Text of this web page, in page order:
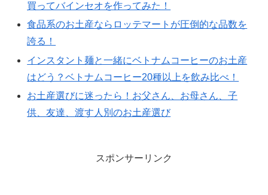
買ってバインセオを作ってみた！
食品系のお土産ならロッテマートが圧倒的な品数を
誇る！
インスタント麺と一緒にベトナムコーヒーのお土産
はどう？ベトナムコーヒー20種以上を飲み比べ！
お土産選びに迷ったら！お父さん、お母さん、子
供、友達、渡す人別のお土産選び
スポンサーリンク